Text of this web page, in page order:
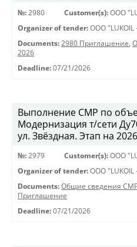
№: 2980 Customer(s): OOO
Organizer of tender: OOO
Documents: 2980 Приглашение,
2026
Deadline: 07/21/2026
Выполнение СМР по
Модернизация т/сети
ул. Звёздная. Этап на
№: 2979 Customer(s): OOO
Organizer of tender: OOO
Documents: Общие сведения
Приглашение
Deadline: 07/21/2026